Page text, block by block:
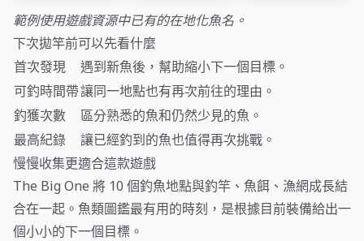
範例使用遊戲資源中已有的在地化魚名。
下次拋竿前可以先看什麼
首次發現
遇到新魚後，幫助縮小下一個目標。
可釣時間帶讓同一地點也有再次前往的理由。
釣獲次數
區分熟悉的魚和仍然少見的魚。
最高紀錄
讓已經釣到的魚也值得再次挑戰。
慢慢收集更適合這款遊戲
The Big One 將 10 個釣魚地點與釣竿、魚餌、漁網成長結
合在一起。魚類圖鑑最有用的時刻，是根據目前裝備給出一
個小小的下一個目標。